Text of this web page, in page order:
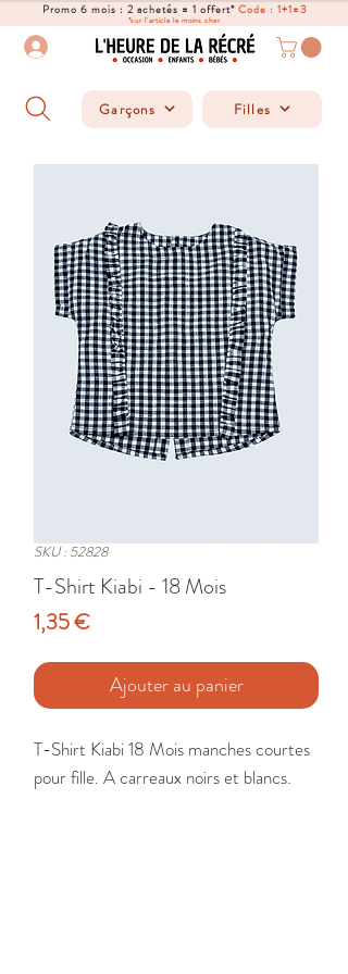
Promo 6 mois : 2 achetés = 1 offert*Code : 1+1=3
*sur l'article le moins cher
Garçons Filles
SKU : 52828
T-Shirt Kiabi - 18 Mois
1,35 €Prix
Ajouter au panier
T-Shirt Kiabi 18 Mois manches courtes
pour fille. A carreaux noirs et blancs.